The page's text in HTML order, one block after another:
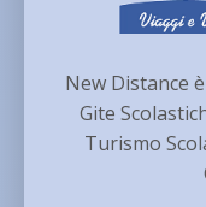
New Distance
Gite
Turismo